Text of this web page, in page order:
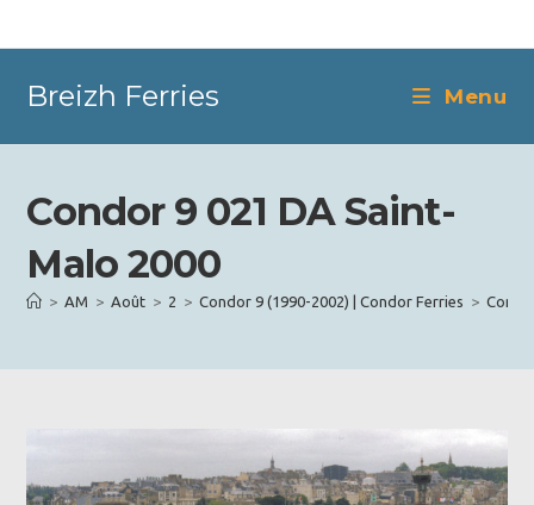
Breizh Ferries Menu
Condor 9 021 DA Saint-
Malo 2000
> AM > Août > 2 > Condor 9 (1990-2002) | Condor Ferries >